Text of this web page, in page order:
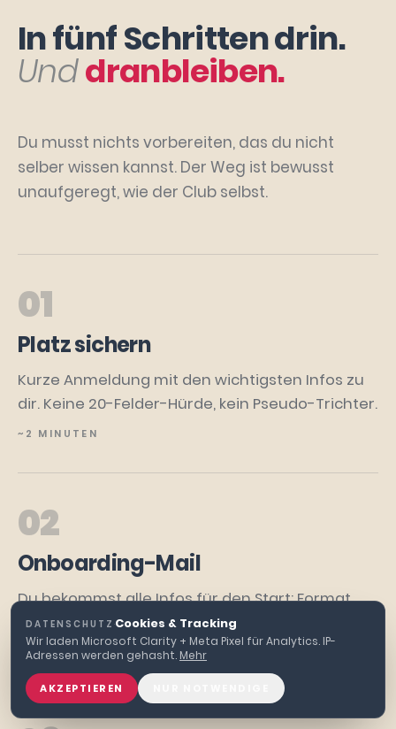
In fünf Schritten drin.
Unddranbleiben.
Du musst nichts vorbereiten, das du nicht
selber wissen kannst. Der Weg ist bewusst
unaufgeregt, wie der Club selbst.
01
Platz sichern
Kurze Anmeldung mit den wichtigsten Infos zu
dir. Keine 20-Felder-Hürde, kein Pseudo-Trichter.
~2 MINUTEN
02
Onboarding-Mail
Du bekommst alle Infos für den Start: Format,
Zugang, was du brauchst, was dich erwartet.
DIREKT NACH BESTÄTIGUNG
DATENSCHUTZ ·Cookies & Tracking
Wir laden Microsoft Clarity + Meta Pixel für Analytics. IP-
Adressen werden gehasht. Mehr
AKZEPTIEREN